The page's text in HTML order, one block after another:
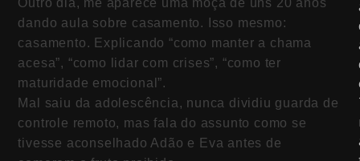
Outro dia, me aparece uma moça de uns 20 anos
dando aula sobre casamento. Isso mesmo:
casamento. Explicando “como manter a chama
acesa”, “como lidar com crises”, “como ter
maturidade emocional”.
Mal saiu da adolescência, nunca dividiu guarda de
controle remoto, mas fala do assunto como se
tivesse aconselhado Adão e Eva antes de